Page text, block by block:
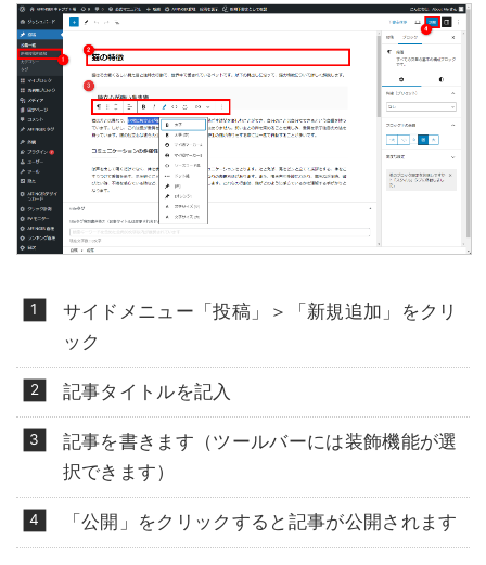
サイドメニュー「投稿」＞「新規追加」をクリ
ック
記事タイトルを記入
記事を書きます（ツールバーには装飾機能が選
択できます）
「公開」をクリックすると記事が公開されます